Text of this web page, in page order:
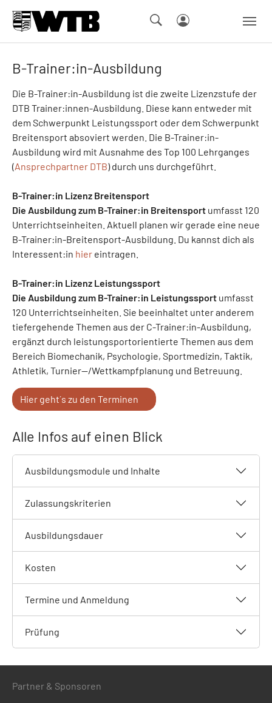
B-Trainer:in-Ausbildung
Die B-Trainer:in-Ausbildung ist die zweite Lizenzstufe der
DTB Trainer:innen-Ausbildung. Diese kann entweder mit
dem Schwerpunkt Leistungssport oder dem Schwerpunkt
Breitensport absoviert werden. Die B-Trainer:in-
Ausbildung wird mit Ausnahme des Top 100 Lehrganges
(Ansprechpartner DTB) durch uns durchgeführt.
B-Trainer:in Lizenz Breitensport
Die Ausbildung zum B-Trainer:in Breitensport umfasst 120
Unterrichtseinheiten. Aktuell planen wir gerade eine neue
B-Trainer:in-Breitensport-Ausbildung. Du kannst dich als
Interessent:in hier eintragen.
B-Trainer:in Lizenz Leistungssport
Die Ausbildung zum B-Trainer:in Leistungssport umfasst
120 Unterrichtseinheiten. Sie beeinhaltet unter anderem
tiefergehende Themen aus der C-Trainer:in-Ausbildung,
ergänzt durch leistungsportorientierte Themen aus dem
Bereich Biomechanik, Psychologie, Sportmedizin, Taktik,
Athletik, Turnier--/Wettkampfplanung und Betreuung.
Hier geht´s zu den Terminen
Alle Infos auf einen Blick
Ausbildungsmodule und Inhalte
Zulassungskriterien
Ausbildungsdauer
Kosten
Termine und Anmeldung
Prüfung
Partner & Sponsoren